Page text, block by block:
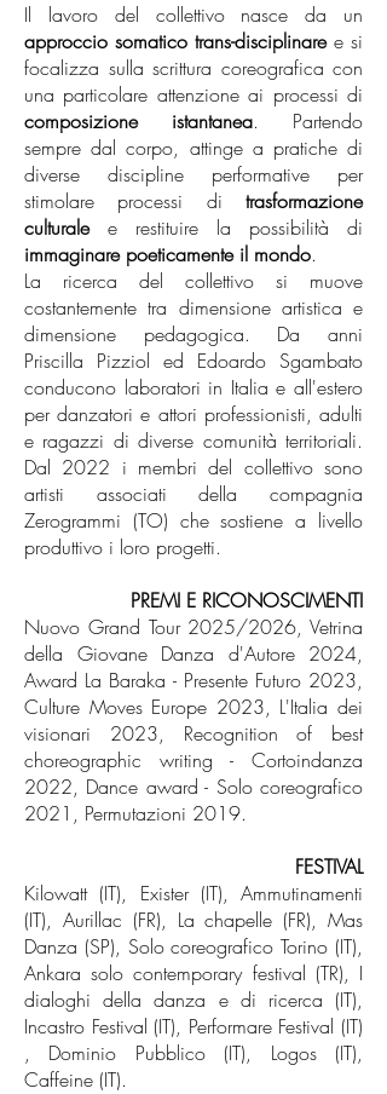
Il lavoro del collettivo nasce da un
approccio somatico trans-disciplinaree si
focalizza sulla scrittura coreografica con
una particolare attenzione ai processi di
composizione istantanea. Partendo
sempre dal corpo, attinge a pratiche di
diverse discipline performative per
stimolare processi di trasformazione
culturalee restituire la possibilità di
immaginare poeticamente il mondo.
La ricerca del collettivo si muove
costantemente tra dimensione artistica e
dimensione pedagogica. Da anni
Priscilla Pizziol ed Edoardo Sgambato
conducono laboratori in Italia e all'estero
per danzatori e attori professionisti, adulti
e ragazzi di diverse comunità territoriali.
Dal 2022 i membri del collettivo sono
artisti associati della compagnia
Zerogrammi (TO) che sostiene a livello
produttivo i loro progetti.
​PREMI E RICONOSCIMENTI
Nuovo Grand Tour 2025/2026, Vetrina
della Giovane Danza d'Autore 2024,
Award La Baraka - Presente Futuro 2023,
Culture Moves Europe 2023, L'Italia dei
visionari 2023, Recognition of best
choreographic writing - Cortoindanza
2022, Dance award - Solo coreografico
2021, Permutazioni 2019.
FESTIVAL
Kilowatt (IT), Exister (IT), Ammutinamenti
(IT), Aurillac (FR), La chapelle (FR), Mas
Danza (SP), Solo coreografico Torino (IT),
Ankara solo contemporary festival (TR), I
dialoghi della danza e di ricerca (IT),
Incastro Festival (IT), Performare Festival (IT)
, Dominio Pubblico (IT), Logos (IT),
Caffeine (IT).​​​